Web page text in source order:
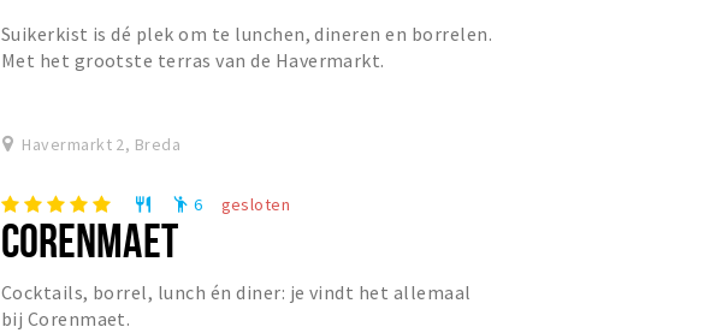
Suikerkist is dé plek om te lunchen, dineren en borrelen.
Met het grootste terras van de Havermarkt.
Havermarkt 2, Breda
restaurant emoji_people 6 gesloten
CORENMAET
Cocktails, borrel, lunch én diner: je vindt het allemaal
bij Corenmaet.